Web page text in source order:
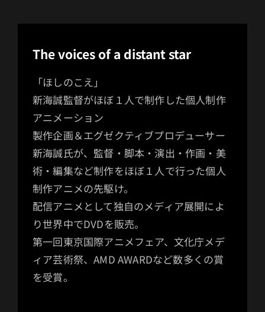
The voices of a distant star
「ほしのこえ」
新海誠監督がほぼ１人で制作した個人制作
アニメーション
製作企画＆エグゼクティブプロデューサー
新海誠氏が、監督・脚本・演出・作画・美
術・編集など制作をほぼ１人で行った個人
制作アニメの先駆け。
配信アニメとして独自のメディア展開によ
り世界中でDVDを販売。
第一回東京国際アニメフェア、文化庁メデ
ィア芸術祭、AMD AWARDなど数多くの賞
を受賞。